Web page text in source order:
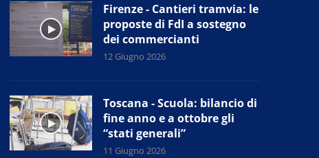
Firenze - Cantieri tramvia: le
proposte di FdI a sostegno
dei commercianti
12 Giugno 2026
Toscana - Scuola: bilancio di
fine anno e a ottobre gli
“stati generali”
11 Giugno 2026